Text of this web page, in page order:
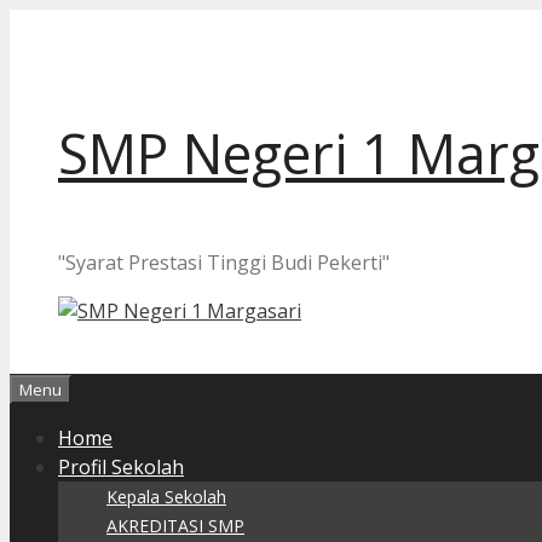
SMP Negeri 1
"Syarat Prestasi Tinggi Budi Pekerti"
Menu
Home
Profil Sekolah
Kepala Sekolah
AKREDITASI SMP